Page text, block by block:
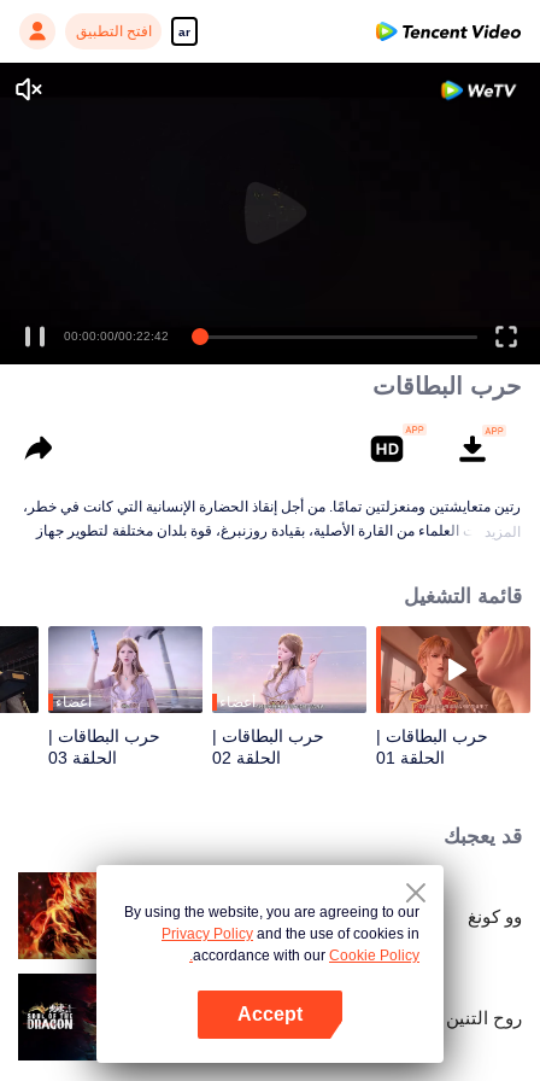
ar افتح التطبيق
00:00:00/00:22:42
حرب البطاقات
رتين متعايشتين ومنعزلتين تمامًا. من أجل إنقاذ الحضارة الإنسانية التي كانت في خطر،
جمع مئات العلماء من القارة الأصلية، بقيادة روزنبرغ، قوة بلدان مختلفة لتطوير جهاز
المزيد
قائمة التشغيل
حرب البطاقات |
الحلقة 01
أعضاء
حرب البطاقات |
الحلقة 02
أعضاء
حرب البطاقات |
الحلقة 03
قد يعجبك
وو كونغ
روح التنين
By using the website, you are agreeing to our
Privacy Policy and the use of cookies in
accordance with our Cookie Policy.
Accept